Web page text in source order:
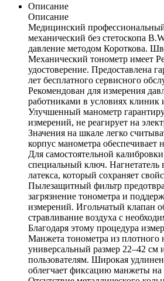
Описание
Описание
Медицинский
механический без стетоскопа
давление методом Короткова.
Механический тонометр имеет
удостоверение. Предоставлена
лет бесплатного сервисного
Рекомендован для измерения
работниками в условиях клиник
Улучшенный манометр
измерений, не реагирует на
Значения на шкале легко
корпус манометра обеспечивает
Для самостоятельной
специальный ключ. Нагнетатель
латекса, который сохраняет
Пылезащитный фильтр
загрязнение тонометра и
измерений. Игольчатый клапан
стравливание воздуха с
Благодаря этому процедура
Манжета тонометра из плотного
универсальный размер 22–42 см
пользователям. Широкая
облегчает фиксацию манжеты